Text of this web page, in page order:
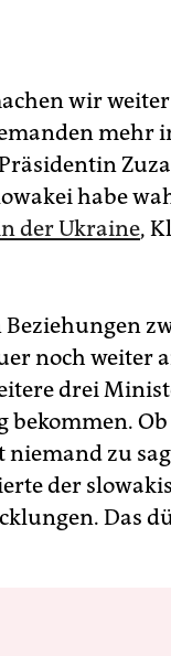
wir
mehr
habe
der Ukraine,
noch weiter
drei
Ob
zu
der
Das